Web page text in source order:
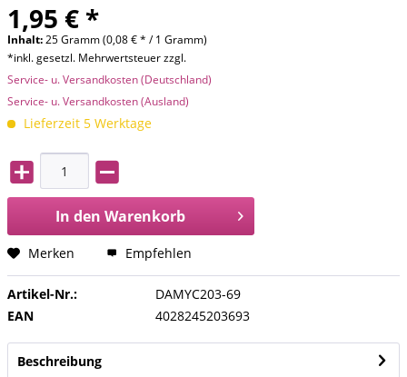
1,95 € *
Inhalt:25 Gramm (0,08 € * / 1 Gramm)
*inkl. gesetzl. Mehrwertsteuer zzgl.
Service- u. Versandkosten (Deutschland)
Service- u. Versandkosten (Ausland)
Lieferzeit 5 Werktage
In den Warenkorb
Merken Empfehlen
Artikel-Nr.:
DAMYC203-69
EAN
4028245203693
Beschreibung